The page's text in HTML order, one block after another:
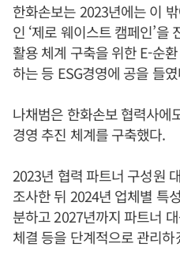
한화손보는 2023년에는 이
인 ‘제로 웨이스트 캠페인’을
활용 체계 구축을 위한 E-순
하는 등 ESG경영에 공을 들
나채범은 한화손보 협력사에
경영 추진 체계를 구축했다.
2023년 협력 파트너 구성원
조사한 뒤 2024년 업체별 특
분하고 2027년까지 파트너
체결 등을 단계적으로 관리